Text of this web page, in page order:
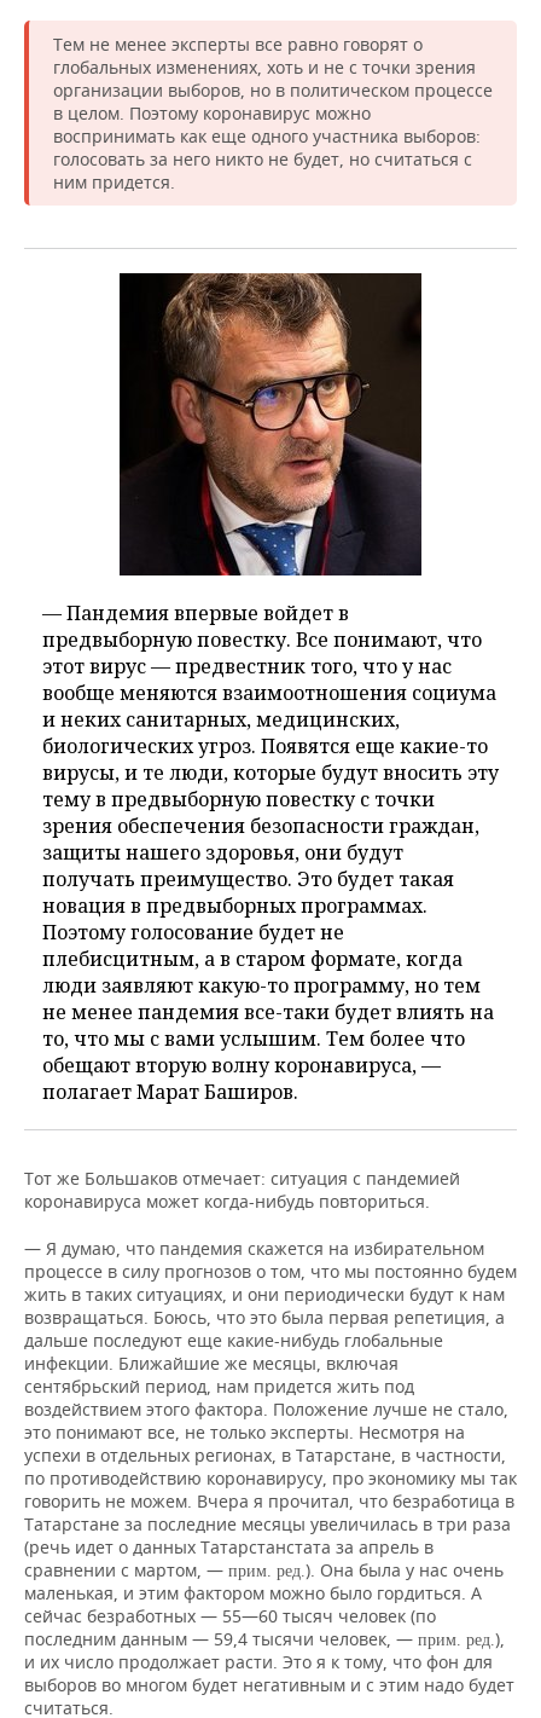
Тем не менее эксперты все равно говорят о
глобальных изменениях, хоть и не с точки зрения
организации выборов, но в политическом процессе
в целом. Поэтому коронавирус можно
воспринимать как еще одного участника выборов:
голосовать за него никто не будет, но считаться с
ним придется.
— Пандемия впервые войдет в
предвыборную повестку. Все понимают, что
этот вирус — предвестник того, что у нас
вообще меняются взаимоотношения социума
и неких санитарных, медицинских,
биологических угроз. Появятся еще какие-то
вирусы, и те люди, которые будут вносить эту
тему в предвыборную повестку с точки
зрения обеспечения безопасности граждан,
защиты нашего здоровья, они будут
получать преимущество. Это будет такая
новация в предвыборных программах.
Поэтому голосование будет не
плебисцитным, а в старом формате, когда
люди заявляют какую-то программу, но тем
не менее пандемия все-таки будет влиять на
то, что мы с вами услышим. Тем более что
обещают вторую волну коронавируса, —
полагает Марат Баширов.
Тот же Большаков отмечает: ситуация с пандемией
коронавируса может когда-нибудь повториться.
— Я думаю, что пандемия скажется на избирательном
процессе в силу прогнозов о том, что мы постоянно будем
жить в таких ситуациях, и они периодически будут к нам
возвращаться. Боюсь, что это была первая репетиция, а
дальше последуют еще какие-нибудь глобальные
инфекции. Ближайшие же месяцы, включая
сентябрьский период, нам придется жить под
воздействием этого фактора. Положение лучше не стало,
это понимают все, не только эксперты. Несмотря на
успехи в отдельных регионах, в Татарстане, в частности,
по противодействию коронавирусу, про экономику мы так
говорить не можем. Вчера я прочитал, что безработица в
Татарстане за последние месяцы увеличилась в три раза
(речь идет о данных Татарстанстата за апрель в
сравнении с мартом, — прим. ред.). Она была у нас очень
маленькая, и этим фактором можно было гордиться. А
сейчас безработных — 55—60 тысяч человек (по
последним данным — 59,4 тысячи человек, — прим. ред.),
и их число продолжает расти. Это я к тому, что фон для
выборов во многом будет негативным и с этим надо будет
считаться.